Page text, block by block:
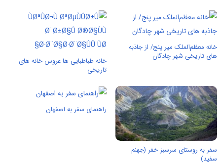
خانه معظم‌الملک میر پنج/ از جاذبه
های تاریخی شهر چادگان
خانه طباطبایی ها عروس خانه های
تاریخی
سفر به روستای سرسبز خفر (جهنم
سفید)
راهنمای سفر به اصفهان